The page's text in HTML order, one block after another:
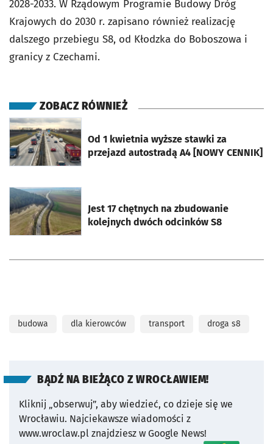
2028-2033. W Rządowym Programie Budowy Dróg
Krajowych do 2030 r. zapisano również realizację
dalszego przebiegu S8, od Kłodzka do Boboszowa i
granicy z Czechami.
ZOBACZ RÓWNIEŻ
Od 1 kwietnia wyższe stawki za
przejazd autostradą A4 [NOWY CENNIK]
otworzy się w nowej karcie
Jest 17 chętnych na zbudowanie
kolejnych dwóch odcinków S8
otworzy się w nowej karcie
budowa dla kierowców transport droga s8
BĄDŹ NA BIEŻĄCO Z WROCŁAWIEM!
Kliknij „obserwuj”, aby wiedzieć, co dzieje się we
Wrocławiu. Najciekawsze wiadomości z
www.wroclaw.pl znajdziesz w Google News!